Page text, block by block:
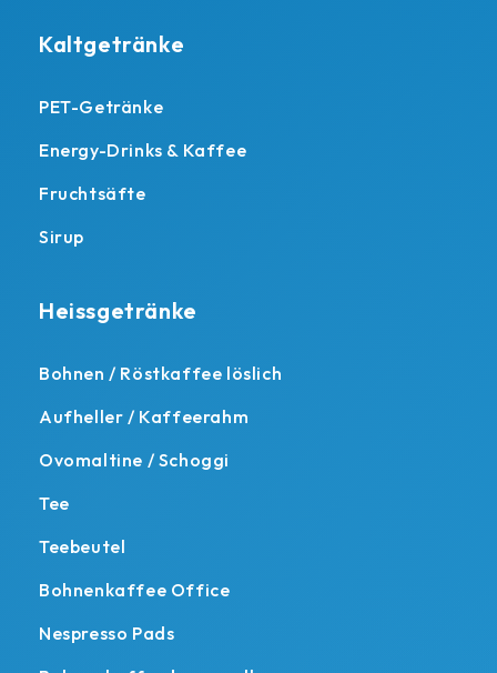
Kaltgetränke
PET-Getränke
Energy-Drinks & Kaffee
Fruchtsäfte
Sirup
Heissgetränke
Bohnen / Röstkaffee löslich
Aufheller / Kaffeerahm
Ovomaltine / Schoggi
Tee
Teebeutel
Bohnenkaffee Office
Nespresso Pads